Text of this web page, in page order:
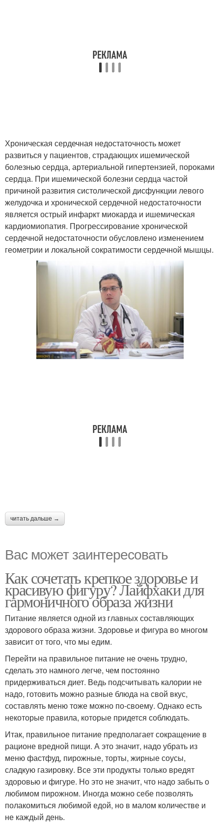
Хроническая сердечная недостаточность может
развиться у пациентов, страдающих ишемической
болезнью сердца, артериальной гипертензией, пороками
сердца. При ишемической болезни сердца частой
причиной развития систолической дисфункции левого
желудочка и хронической сердечной недостаточности
является острый инфаркт миокарда и ишемическая
кардиомиопатия. Прогрессирование хронической
сердечной недостаточности обусловлено изменением
геометрии и локальной сократимости сердечной мышцы.
читать дальше →
Вас может заинтересовать
Как сочетать крепкое здоровье и
красивую фигуру? Лайфхаки для
гармоничного образа жизни
Питание является одной из главных составляющих
здорового образа жизни. Здоровье и фигура во многом
зависит от того, что мы едим.
Перейти на правильное питание не очень трудно,
сделать это намного легче, чем постоянно
придерживаться диет. Ведь подсчитывать калории не
надо, готовить можно разные блюда на свой вкус,
составлять меню тоже можно по-своему. Однако есть
некоторые правила, которые придется соблюдать.
Итак, правильное питание предполагает сокращение в
рационе вредной пищи. А это значит, надо убрать из
меню фастфуд, пирожные, торты, жирные соусы,
сладкую газировку. Все эти продукты только вредят
здоровью и фигуре. Но это не значит, что надо забыть о
любимом пирожном. Иногда можно себе позволять
полакомиться любимой едой, но в малом количестве и
не каждый день.